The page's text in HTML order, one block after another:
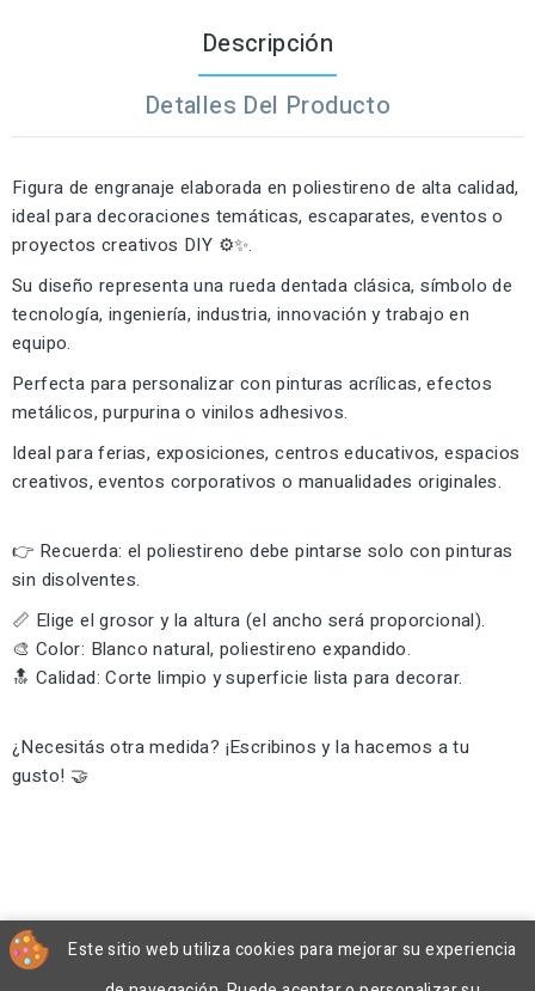
Descripción
Detalles Del Producto
Figura de engranaje elaborada en poliestireno de alta calidad,
ideal para decoraciones temáticas, escaparates, eventos o
proyectos creativos DIY ⚙️✨.
Su diseño representa una rueda dentada clásica, símbolo de
tecnología, ingeniería, industria, innovación y trabajo en
equipo.
Perfecta para personalizar con pinturas acrílicas, efectos
metálicos, purpurina o vinilos adhesivos.
Ideal para ferias, exposiciones, centros educativos, espacios
creativos, eventos corporativos o manualidades originales.
👉 Recuerda: el poliestireno debe pintarse solo con pinturas
sin disolventes.
📏 Elige el grosor y la altura (el ancho será proporcional).
🎨 Color: Blanco natural, poliestireno expandido.
🔝 Calidad: Corte limpio y superficie lista para decorar.
¿Necesitás otra medida? ¡Escribinos y la hacemos a tu
gusto! 🤝
Este sitio web utiliza cookies para mejorar su experiencia